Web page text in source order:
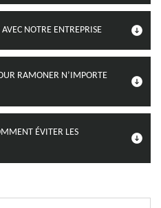
NOTRE ENTREPRISE
RAMONER N’IMPORTE
ÉVITER LES